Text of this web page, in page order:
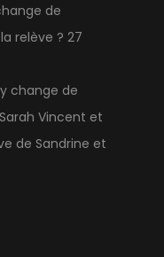
de
relève ? 27
change de
Vincent et
de Sandrine et